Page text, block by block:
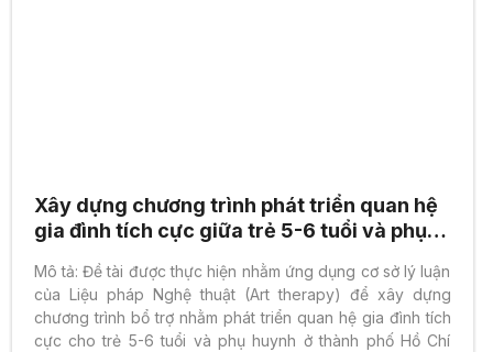
Xây dựng chương trình phát triển quan hệ
gia đình tích cực giữa trẻ 5-6 tuổi và phụ
Mô tả: Đề tài được thực hiện nhằm ứng dụng cơ sở lý luận
của Liệu pháp Nghệ thuật (Art therapy) để xây dựng
chương trình bổ trợ nhằm phát triển quan hệ gia đình tích
cực cho trẻ 5-6 tuổi và phụ huynh ở thành phố Hồ Chí